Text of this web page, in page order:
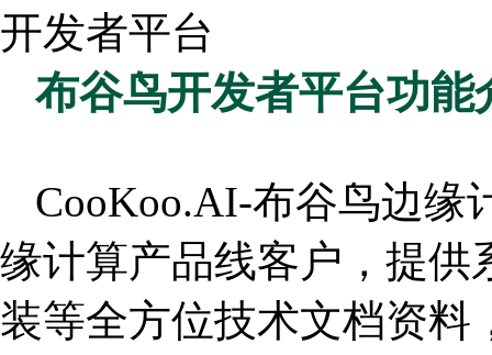
开发者平台
布谷鸟开发者平台功能
CooKoo.AI-布谷鸟边缘
缘计算产品线客户，提供
装等全方位技术文档资料